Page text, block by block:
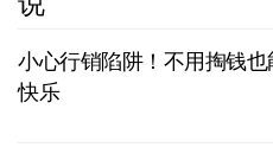
小心行销陷阱！不用掏钱也
快乐